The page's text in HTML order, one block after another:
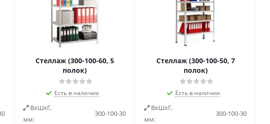
Стеллаж (300-100-60, 5
полок)
Есть в наличии
ВxШxГ,
мм:
300-100-30
Стеллаж (300-100-50, 7
полок)
Есть в наличии
ВxШxГ,
мм:
300-100-30